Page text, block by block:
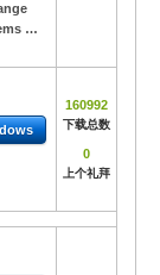
…
160992
下载总数
0
上个礼拜